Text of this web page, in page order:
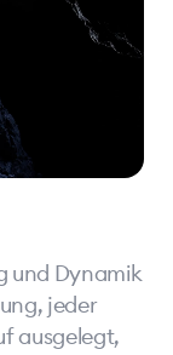
und Dynamik
jeder
ausgelegt,